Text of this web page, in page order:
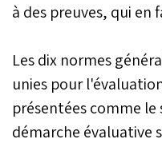
à des preuves, qui
Les dix normes
unies pour
présentées comme
démarche évaluative